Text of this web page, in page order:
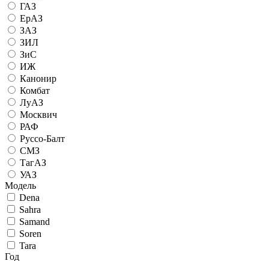
ГАЗ
ЕрАЗ
ЗАЗ
ЗИЛ
ЗиС
ИЖ
Канонир
Комбат
ЛуАЗ
Москвич
РАФ
Руссо-Балт
СМЗ
ТагАЗ
УАЗ
Модель
Dena
Sahra
Samand
Soren
Tara
Год